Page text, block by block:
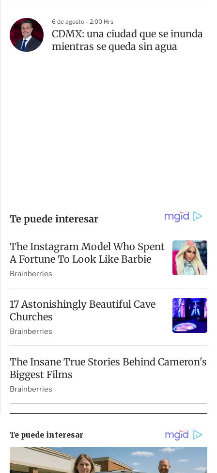
6 de agosto - 2:00 Hrs
CDMX: una ciudad que se inunda
mientras se queda sin agua